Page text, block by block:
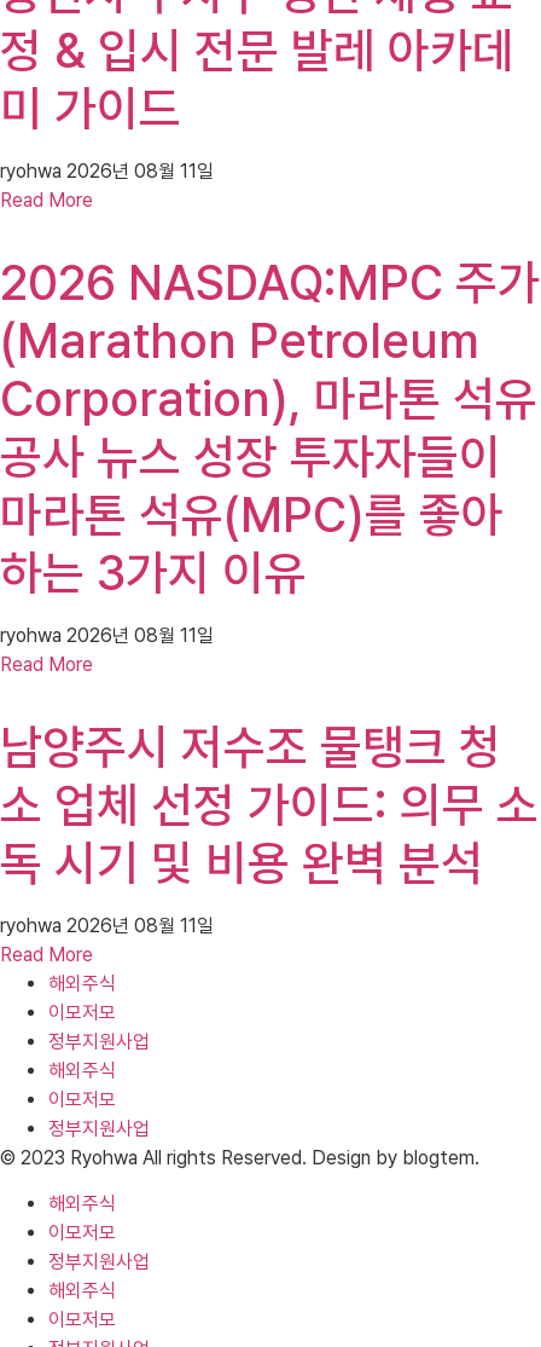
정 & 입시 전문 발레 아카데
미 가이드
ryohwa 2026년 08월 11일
Read More
2026 NASDAQ:MPC 주가
(Marathon Petroleum
Corporation), 마라톤 석유
공사 뉴스 성장 투자자들이
마라톤 석유(MPC)를 좋아
하는 3가지 이유
ryohwa 2026년 08월 11일
Read More
남양주시 저수조 물탱크 청
소 업체 선정 가이드: 의무 소
독 시기 및 비용 완벽 분석
ryohwa 2026년 08월 11일
Read More
해외주식
이모저모
정부지원사업
해외주식
이모저모
정부지원사업
© 2023 Ryohwa All rights Reserved. Design by blogtem.
해외주식
이모저모
정부지원사업
해외주식
이모저모